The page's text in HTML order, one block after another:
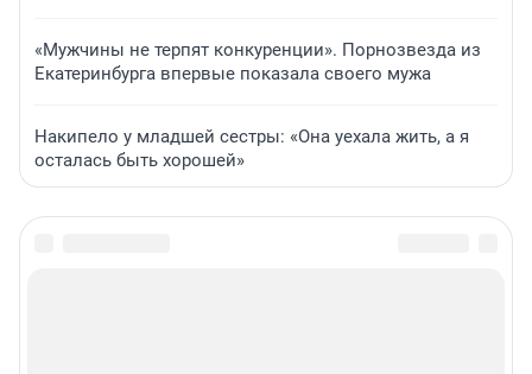
«Мужчины не терпят конкуренции». Порнозвезда из
Екатеринбурга впервые показала своего мужа
Накипело у младшей сестры: «Она уехала жить, а я
осталась быть хорошей»